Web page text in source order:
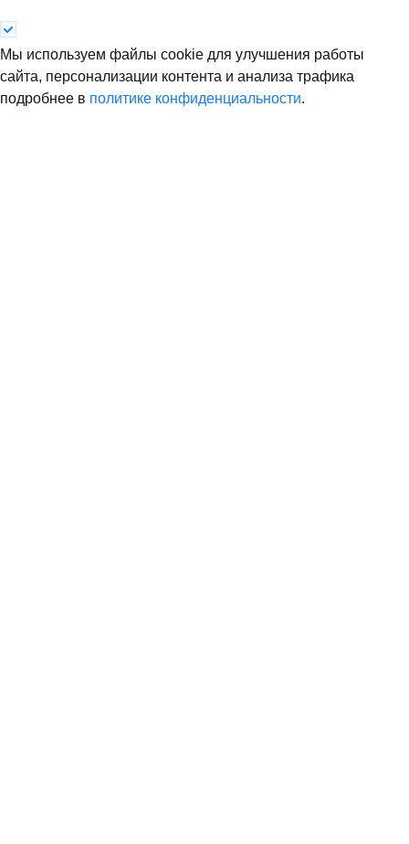
Мы используем файлы cookie для улучшения работы
сайта, персонализации контента и анализа трафика
подробнее в политике конфиденциальности.